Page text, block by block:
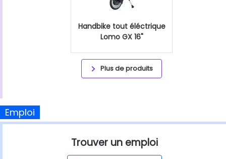
Handbike tout éléctrique
Lomo GX 16"
Plus de produits
Emploi
Trouver un emploi